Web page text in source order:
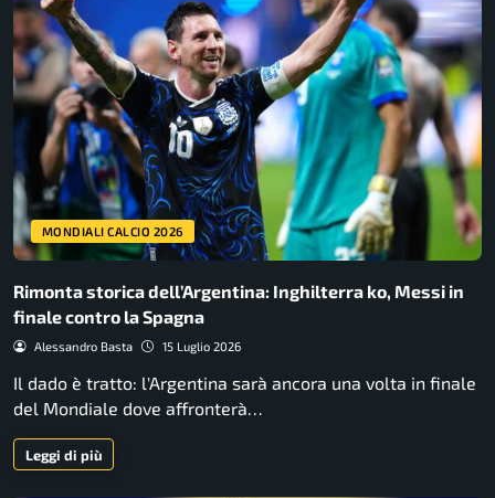
MONDIALI CALCIO 2026
Rimonta storica dell’Argentina: Inghilterra ko, Messi in
finale contro la Spagna
Alessandro Basta 15 Luglio 2026
Il dado è tratto: l'Argentina sarà ancora una volta in finale
del Mondiale dove affronterà…
Leggi di più